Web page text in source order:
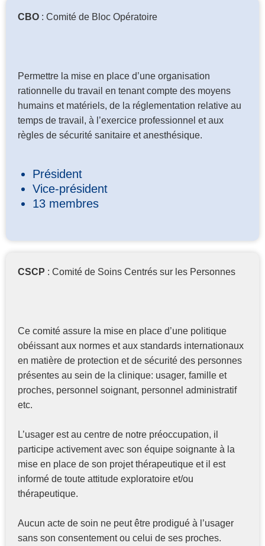
CBO : Comité de Bloc Opératoire
Permettre la mise en place d’une organisation
rationnelle du travail en tenant compte des moyens
humains et matériels, de la réglementation relative au
temps de travail, à l’exercice professionnel et aux
règles de sécurité sanitaire et anesthésique.
Président
Vice-président
13 membres
CSCP : Comité de Soins Centrés sur les Personnes
Ce comité assure la mise en place d’une politique
obéissant aux normes et aux standards internationaux
en matière de protection et de sécurité des personnes
présentes au sein de la clinique: usager, famille et
proches, personnel soignant, personnel administratif
etc.
L’usager est au centre de notre préoccupation, il
participe activement avec son équipe soignante à la
mise en place de son projet thérapeutique et il est
informé de toute attitude exploratoire et/ou
thérapeutique.
Aucun acte de soin ne peut être prodigué à l’usager
sans son consentement ou celui de ses proches.